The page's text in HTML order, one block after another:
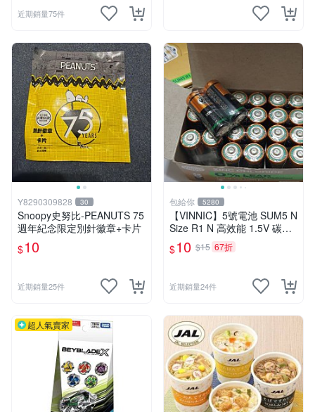
近期銷量75件
Y8290309828 30
Snoopy史努比-PEANUTS 75
週年紀念限定別針徽章+卡片
$10
近期銷量25件
包給你 5280
【VINNIC】5號電池 SUM5 N
Size R1 N 高效能 1.5V 碳鋅
電池 鋅錳
$10 $15 67折
近期銷量24件
超人氣賣家